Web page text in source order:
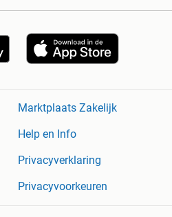
Marktplaats Zakelijk
Help en Info
Privacyverklaring
Privacyvoorkeuren